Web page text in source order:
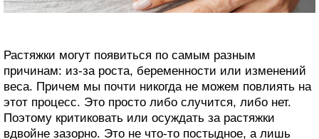
Растяжки могут появиться по самым разным
причинам: из-за роста, беременности или изменений
веса. Причем мы почти никогда не можем повлиять на
этот процесс. Это просто либо случится, либо нет.
Поэтому критиковать или осуждать за растяжки
вдвойне зазорно. Это не что-то постыдное, а лишь